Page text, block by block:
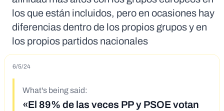
los que están incluidos, pero en ocasiones hay
diferencias dentro de los propios grupos y en
los propios partidos nacionales
6/5/24
What's being said:
«El 89% de las veces PP y PSOE votan